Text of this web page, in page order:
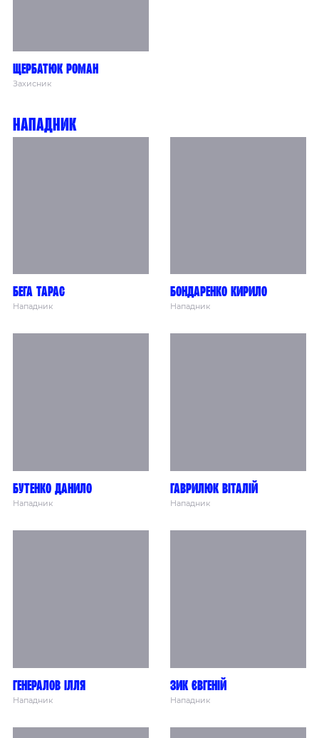
Щербатюк Роман
Захисник
Нападник
Бега Тарас
Нападник
Бондаренко Кирило
Нападник
Бутенко Данило
Нападник
Гаврилюк Віталій
Нападник
Генералов Ілля
Нападник
Зик Євгеній
Нападник